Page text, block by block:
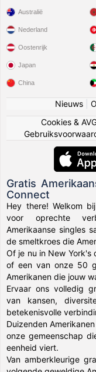
Australië
Nederland
Oostenrijk
Japan
China
Nieuws|
Cookies &
Gratis
Connect
Hey there! Welkom
voor oprechte
Amerikaanse singles
de smeltkroes die
Of je nu in New York's
of een van onze 50
Amerikanen die jouw
Ervaar ons volledig
van kansen,
betekenisvolle
Duizenden
onze gemeenschap
eenheid viert.
Van amberkleurige